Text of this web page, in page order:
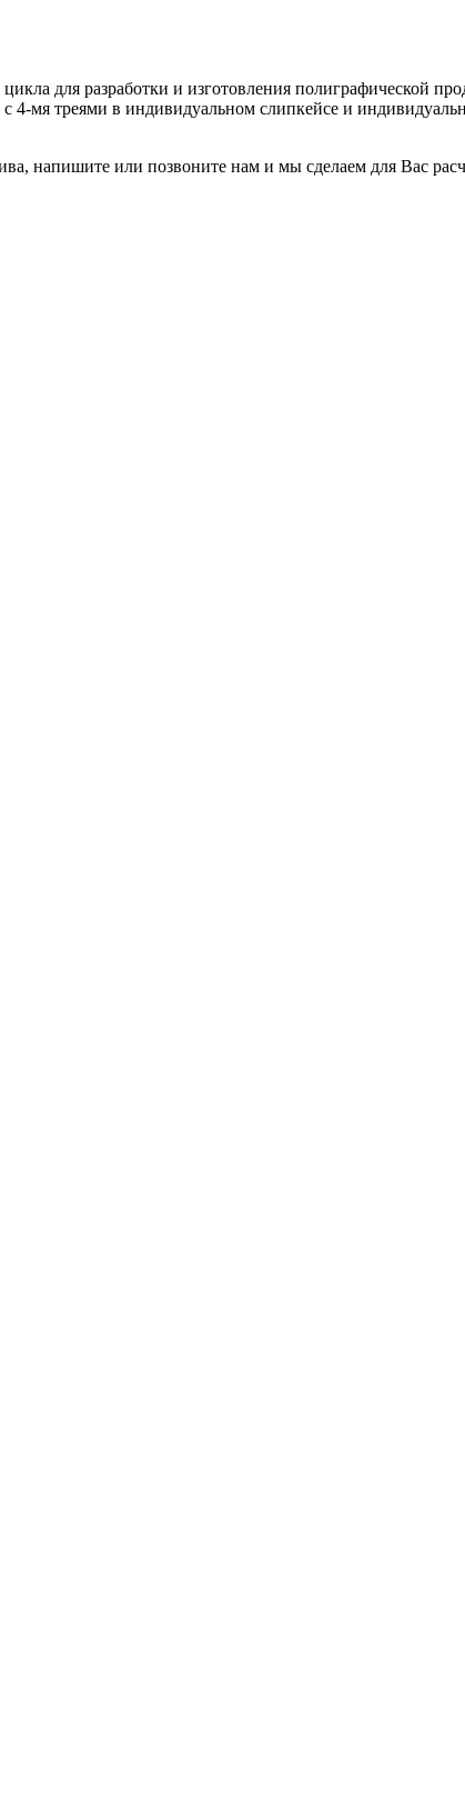
для разработки и изготовления полиграфической
мя треями в индивидуальном слипкейсе и
напишите или позвоните нам и мы сделаем для Вас